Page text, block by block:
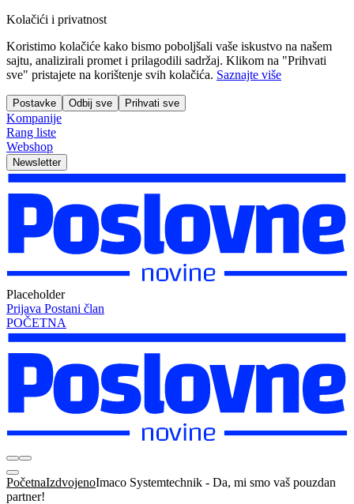
Kolačići i privatnost
Koristimo kolačiće kako bismo poboljšali vaše iskustvo na našem
sajtu, analizirali promet i prilagodili sadržaj. Klikom na "Prihvati
sve" pristajete na korištenje svih kolačića. Saznajte više
Postavke Odbij sve Prihvati sve
Kompanije
Rang liste
Webshop
Newsletter
Placeholder
Prijava Postani član
POČETNA
PočetnaIzdvojenoImaco Systemtechnik - Da, mi smo vaš pouzdan
partner!